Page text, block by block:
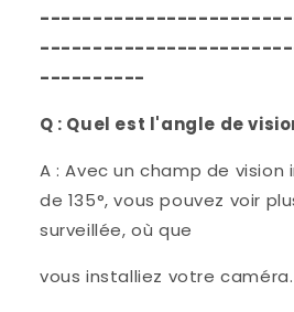
----------
Q : Quel est l'angle de
A : Avec un champ de vision
de 135°, vous pouvez voir
surveillée, où que
vous installiez votre caméra.